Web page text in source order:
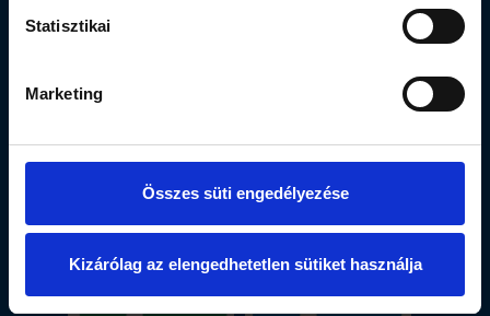
Statisztikai
Marketing
Összes süti engedélyezése
Kizárólag az elengedhetetlen sütiket használja
Segítség
Oldalak
helyettesítik szakember véleményét, ezért kérjük
gyógyszerészéhez!